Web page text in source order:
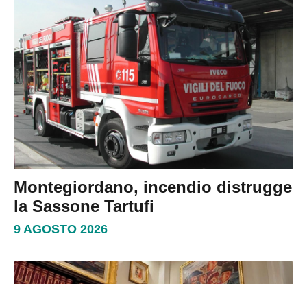
Montegiordano, incendio distrugge
la Sassone Tartufi
9 AGOSTO 2026